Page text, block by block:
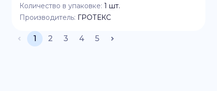
Количество в упаковке: 1 шт.
Производитель: ГРОТЕКС
1 2 3 4 5